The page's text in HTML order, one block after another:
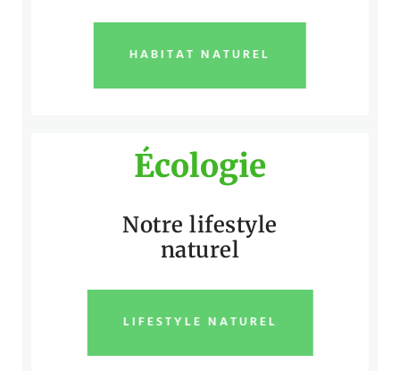
HABITAT NATUREL
Écologie
Notre lifestyle
naturel
LIFESTYLE NATUREL